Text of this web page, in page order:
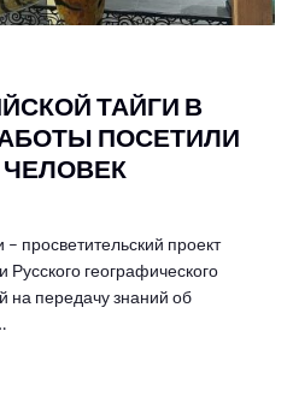
ТАЙГИ В
ПОСЕТИЛИ
ЧЕЛОВЕК
просветительский проект
Русского географического
на передачу знаний об